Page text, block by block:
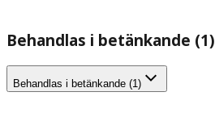
Behandlas i betänkande (1)
Behandlas i betänkande (1)